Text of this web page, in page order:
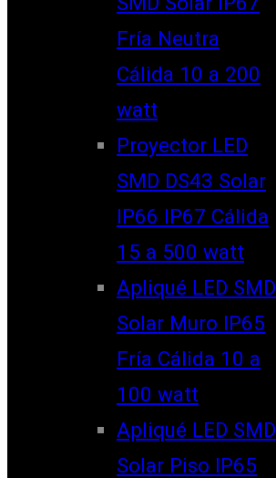
Fría Neutra
Cálida 10 a 200
watt
Proyector LED
SMD DS43 Solar
IP66 IP67 Cálida
15 a 500 watt
Apliqué LED SMD
Solar Muro IP65
Fría Cálida 10 a
100 watt
Apliqué LED SMD
Solar Piso IP65